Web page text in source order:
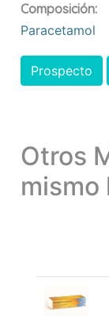
Composición:
Paracetamol
Prospecto
Otros
mismo